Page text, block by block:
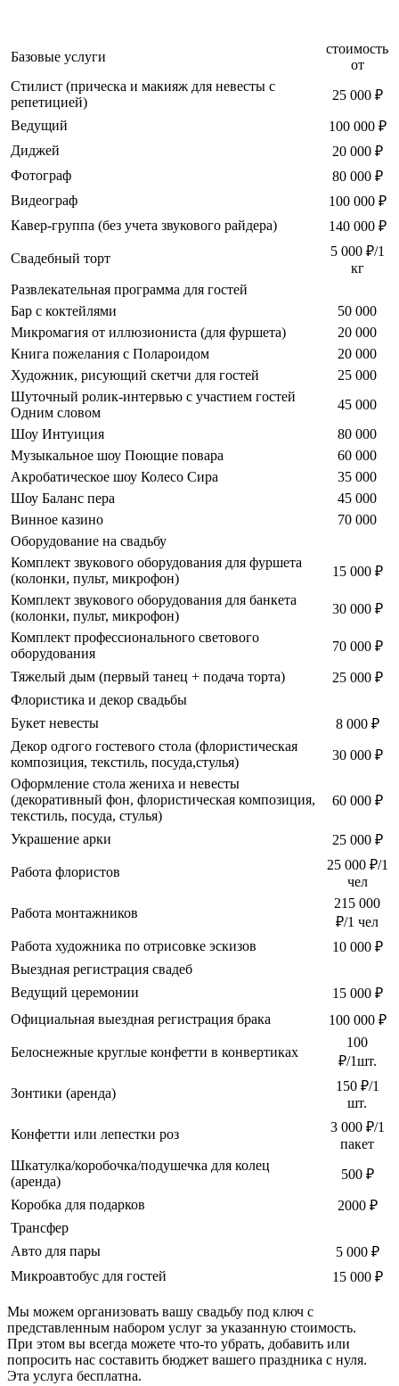
Базовые услуги
стоимость
от
Стилист (прическа и макияж для невесты с
репетицией)
25 000 ₽
Ведущий
100 000 ₽
Диджей
20 000 ₽
Фотограф
80 000 ₽
Видеограф
100 000 ₽
Кавер-группа (без учета звукового райдера)
140 000 ₽
Свадебный торт
5 000 ₽/1
кг
Развлекательная программа для гостей
Бар с коктейлями
50 000
Микромагия от иллюзиониста (для фуршета)
20 000
Книга пожелания с Полароидом
20 000
Художник, рисующий скетчи для гостей
25 000
Шуточный ролик-интервью с участием гостей
Одним словом
45 000
Шоу Интуиция
80 000
Музыкальное шоу Поющие повара
60 000
Акробатическое шоу Колесо Сира
35 000
Шоу Баланс пера
45 000
Винное казино
70 000
Оборудование на свадьбу
Комплект звукового оборудования для фуршета
(колонки, пульт, микрофон)
15 000 ₽
Комплект звукового оборудования для банкета
(колонки, пульт, микрофон)
30 000 ₽
Комплект профессионального светового
оборудования
70 000 ₽
Тяжелый дым (первый танец + подача торта)
25 000 ₽
Флористика и декор свадьбы
Букет невесты
8 000 ₽
Декор одгого гостевого стола (флористическая
композиция, текстиль, посуда,стулья)
30 000 ₽
Оформление стола жениха и невесты
(декоративный фон, флористическая композиция,
текстиль, посуда, стулья)
60 000 ₽
Украшение арки 25 000 ₽
Работа флористов
25 000 ₽/1
чел
Работа монтажников
215 000
₽/1 чел
Работа художника по отрисовке эскизов
10 000 ₽
Выездная регистрация свадеб
Ведущий церемонии
15 000 ₽
Официальная выездная регистрация брака
100 000 ₽
Белоснежные круглые конфетти в конвертиках
100
₽/1шт.
Зонтики (аренда)
150 ₽/1
шт.
Конфетти или лепестки роз
3 000 ₽/1
пакет
Шкатулка/коробочка/подушечка для колец
(аренда)
500 ₽
Коробка для подарков
2000 ₽
Трансфер
Авто для пары
5 000 ₽
Микроавтобус для гостей
15 000 ₽
Мы можем организовать вашу свадьбу под ключ с
представленным набором услуг за указанную стоимость.
При этом вы всегда можете что-то убрать, добавить или
попросить нас составить бюджет вашего праздника с нуля.
Эта услуга бесплатна.